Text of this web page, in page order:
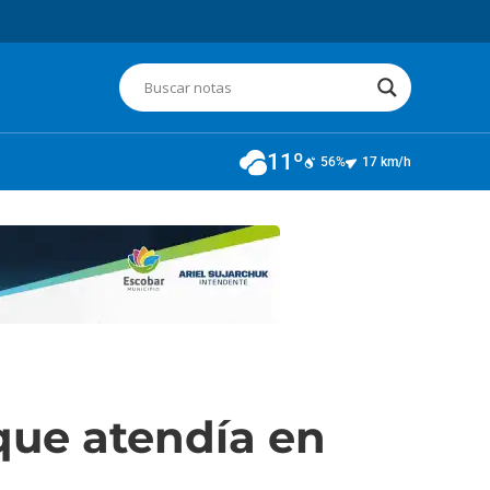
11º 56% 17 km/h
atendía en